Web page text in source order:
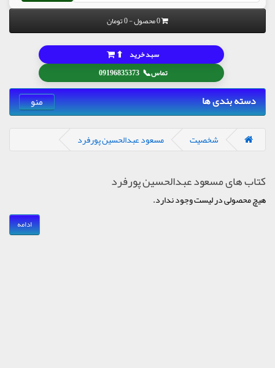
0 محصول - 0 تومان
تماس📞
09196835373
سبد خرید ⬆
دسته بندی ها منو
شخصیت مسعود عبدالحسین پورفرد
کتاب های مسعود عبدالحسین پورفرد
هیچ محصولی در لیست وجود ندارد.
ادامه